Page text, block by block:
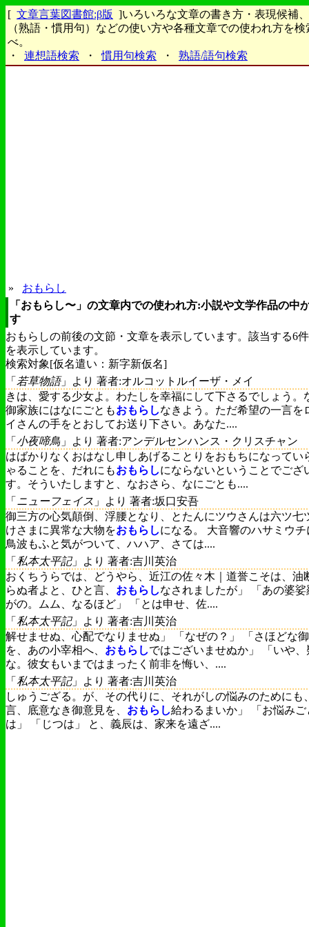
[ 文章言葉図書館:β版 ]いろいろな文章の書き方・表現候補
（熟語・慣用句）などの使い方や各種文章での使われ方を検
べ。
・
連想語検索 ・ 慣用句検索 ・ 熟語/語句検索
»
おもらし
「おもらし〜」の文章内での使われ方:小説や文学作品の中
す
おもらしの前後の文節・文章を表示しています。該当する6
を表示しています。
検索対象[仮名遣い：新字新仮名]
「 若草物語」より 著者:オルコットルイーザ・メイ
きは、愛する少女よ。わたしを幸福にして下さるでしょう。
御家族にはなにごともおもらしなきよう。ただ希望の一言を
イさんの手をとおしてお送り下さい。あなた....
「 小夜啼鳥 」より 著者:アンデルセンハンス・クリスチャン
はばかりなくおはなし申しあげることりをおもちになってい
ゃることを、だれにもおもらしにならないということでござ
す。そういたしますと、なおさら、なにごとも....
「 ニューフェイス 」より 著者:坂口安吾
御三方の心気顛倒、浮腰となり、とたんにツウさんは六ツ七
けさまに異常な大物をおもらしになる。 大音響のハサミウチ
鳥波もふと気がついて、ハハア、さては....
「 私本太平記」より 著者:吉川英治
おくちうらでは、どうやら、近江の佐々木｜道誉こそは、油
らぬ者よと、ひと言、 おもらしなされましたが」 「あの婆娑
がの。ムム、なるほど」 「とは申せ、佐....
「 私本太平記」より 著者:吉川英治
解せませぬ、心配でなりませぬ」 「なぜの？」 「さほどな
を、あの小宰相へ、 おもらしではございませぬか」 「いや、
な。彼女もいまではまったく前非を悔い、....
「 私本太平記」より 著者:吉川英治
しゅうござる。が、その代りに、それがしの悩みのためにも
言、底意なき御意見を、 おもらし給わるまいか」 「お悩みご
は」 「じつは」 と、義辰は、家来を遠ざ....